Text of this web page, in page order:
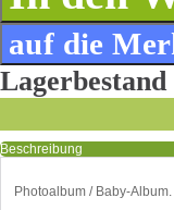
Lagerbestand
Beschreibung
Photoalbum / Baby-Album.